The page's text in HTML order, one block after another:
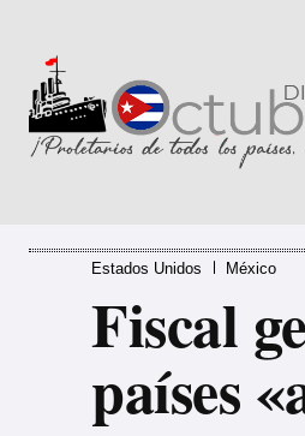
Estados Unidos México
Fiscal
países